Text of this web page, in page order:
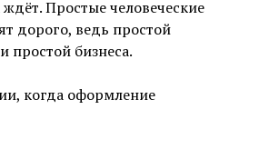
Простые человеческие
дорого, ведь простой
простой бизнеса.
когда оформление